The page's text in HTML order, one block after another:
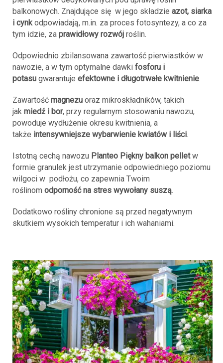
balkonowych. Znajdujące się w jego składzieazot, siarka
i cynkodpowiadają, m.in. za proces fotosyntezy, a co za
tym idzie, zaprawidłowy rozwój roślin.
Odpowiednio zbilansowana zawartość pierwiastków w
nawozie, a w tym optymalne dawkifosforu i
potasu gwarantujeefektowne i długotrwałe kwitnienie.
Zawartośćmagnezu oraz mikroskładników, takich
jakmiedź i bor, przy regularnym stosowaniu nawozu,
powoduje wydłużenie okresu kwitnienia, a
także intensywniejsze wybarwienie kwiatów i liści.
Istotną cechą nawozu Planteo Piękny balkon pelletw
formie granulek jest utrzymanie odpowiedniego poziomu
wilgoci w podłożu, co zapewnia Twoim
roślinomodporność na stres wywołany suszą.
Dodatkowo rośliny chronione są przed negatywnym
skutkiem wysokich temperatur i ich wahaniami.